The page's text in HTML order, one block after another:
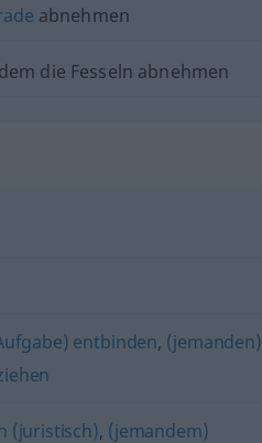
abnehmen
die Fesseln abnehmen
entbinden, (jemanden)
(juristisch), (jemandem)